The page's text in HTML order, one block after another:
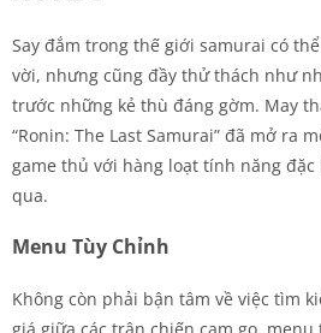
Say đắm trong thế giới samurai có
vời, nhưng cũng đầy thử thách như
trước những kẻ thù đáng gờm. May
“Ronin: The Last Samurai” đã mở ra
game thủ với hàng loạt tính năng
qua.
Menu Tùy Chỉnh
Không còn phải bận tâm về việc tìm